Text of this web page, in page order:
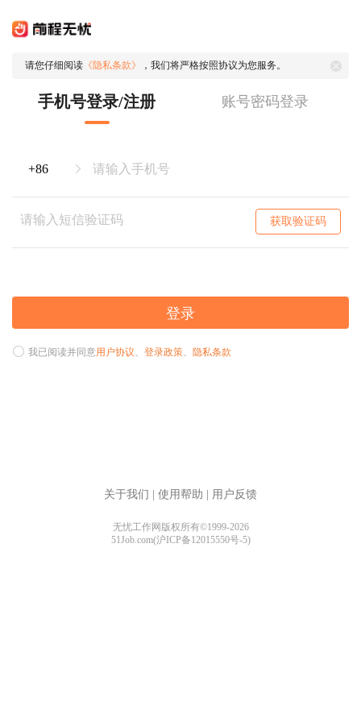
请您仔细阅读 《隐私条款》 ，我们将严格按照协议为您服务。
手机号登录/注册 账号密码登录
获取验证码
登录
我已阅读并同意用户协议、 登录政策、 隐私条款
关于我们 使用帮助 用户反馈
无忧工作网版权所有©1999-2026
51Job.com(沪ICP备12015550号-5)